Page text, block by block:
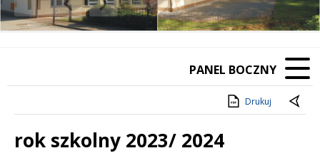
Poprzedni Element
Następny Element
❚❚
PANEL BOCZNY
Drukuj
rok szkolny 2023/ 2024